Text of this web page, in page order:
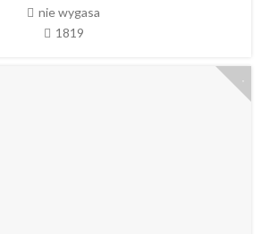
nie wygasa
1819